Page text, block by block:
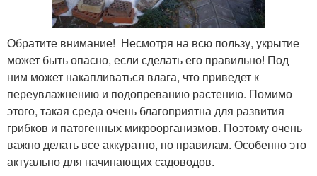
Обратите внимание! Несмотря на всю пользу, укрытие
может быть опасно, если сделать его правильно! Под
ним может накапливаться влага, что приведет к
переувлажнению и подопреванию растению. Помимо
этого, такая среда очень благоприятна для развития
грибков и патогенных микроорганизмов. Поэтому очень
важно делать все аккуратно, по правилам. Особенно это
актуально для начинающих садоводов.